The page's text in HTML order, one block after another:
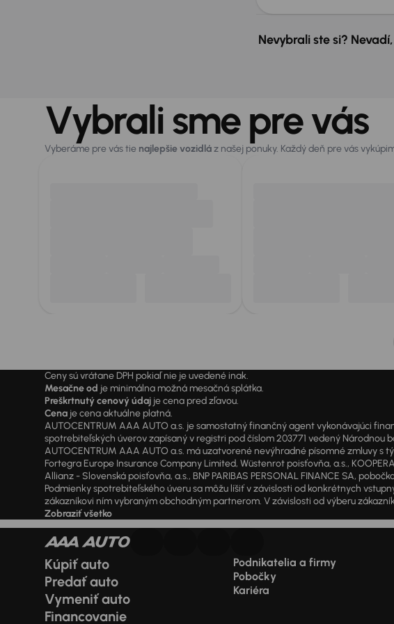
Nevybrali ste si?
Vybrali sme pre vás
Vyberáme pre vás tie najlepšie vozidláz našej ponuky. Každý deň pre vás
Ceny sú vrátane DPH pokiaľ nie je uvedené inak.
Mesačne od je minimálna možná mesačná splátka.
Preškrtnutý cenový údaj je cena pred zľavou.
Cena je cena aktuálne platná.
AUTOCENTRUM AAA AUTO a.s. je samostatný finančný agent vykonávajúci
spotrebiteľských úverov zapísaný v registri pod číslom 203771 vedený Národnou
AUTOCENTRUM AAA AUTO a.s. má uzatvorené nevýhradné písomné zmluvy s
Fortegra Europe Insurance Company Limited, Wüstenrot poisťovňa, a.s.,
Allianz - Slovenská poisťovňa, a.s., BNP PARIBAS PERSONAL FINANCE SA,
Podmienky spotrebiteľského úveru sa môžu líšiť v závislosti od konkrétnych
zákazníkovi ním vybraným obchodným partnerom. V závislosti od výberu
Zobraziť všetko
Kúpiť auto
Predať auto
Vymeniť auto
Financovanie
Podnikatelia a firmy
Pobočky
Kariéra